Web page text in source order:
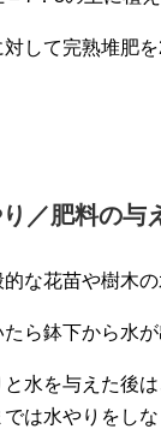
して完熟堆肥
／肥料の与
な花苗や樹木
ら鉢下から水
水を与えた後
は水やりをし